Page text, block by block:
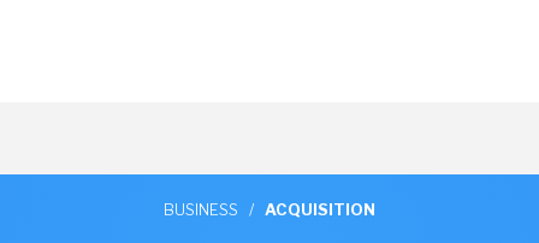
BUSINESS / ACQUISITION